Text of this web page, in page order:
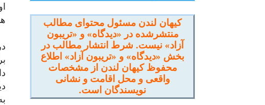
کیهان لندن مسئول محتوای مطالب
منتشرشده در «دیدگاه» و «تریبون
آزاد» نیست. شرط انتشار مطالب در
بخش «دیدگاه» و «تریبون آزاد» اطلاع
محفوظ کیهان لندن از مشخصات
واقعی و محل اقامت و نشانی
نویسندگان است.